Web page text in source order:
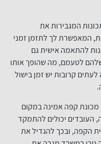
המגבירות את
המאפשרת לך לתזמן זמני
להתאמה אישית גם
לטעמם, מה שהופך אותו
קרובות יש זמן בישול
מכונת קפה אמינה במקום
העובדים יכולים להתמקד
הקפה, ובכך להגדיל את